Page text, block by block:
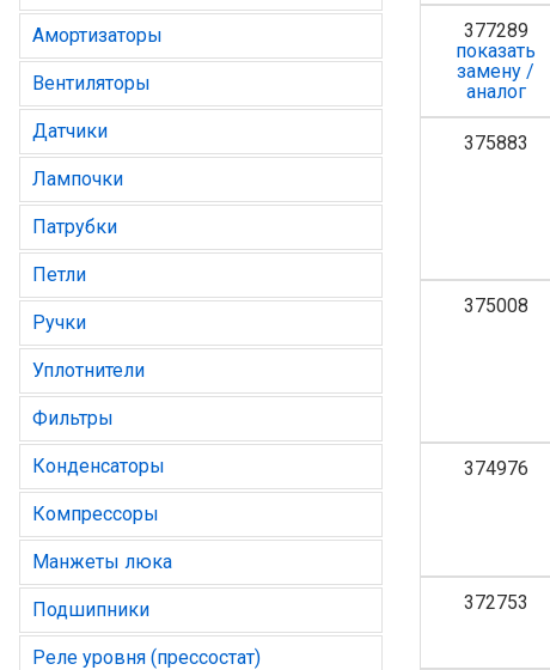
Амортизаторы
Вентиляторы
Датчики
Лампочки
Патрубки
Петли
Ручки
Уплотнители
Фильтры
Конденсаторы
Компрессоры
Манжеты люка
Подшипники
Реле уровня (прессостат)
377289
показать
замену /
аналог
375883
375008
374976
372753